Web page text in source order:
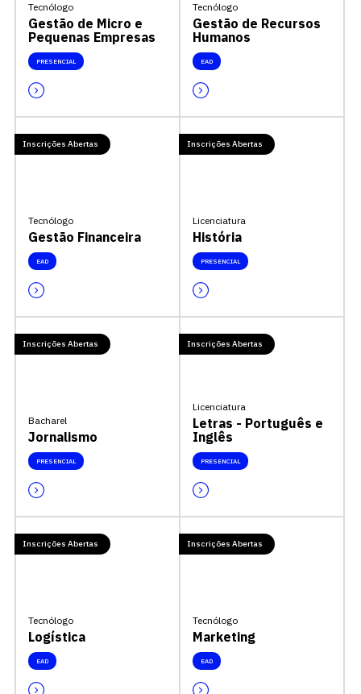
Tecnólogo
Gestão de Micro e
Pequenas Empresas
PRESENCIAL
Tecnólogo
Gestão de Recursos
Humanos
EAD
Inscrições Abertas
Tecnólogo
Gestão Financeira
EAD
Inscrições Abertas
Licenciatura
História
PRESENCIAL
Inscrições Abertas
Bacharel
Jornalismo
PRESENCIAL
Inscrições Abertas
Licenciatura
Letras - Português e
Inglês
PRESENCIAL
Inscrições Abertas
Tecnólogo
Logística
EAD
Inscrições Abertas
Tecnólogo
Marketing
EAD
Escolha a vaga que você
vagas para início de curso